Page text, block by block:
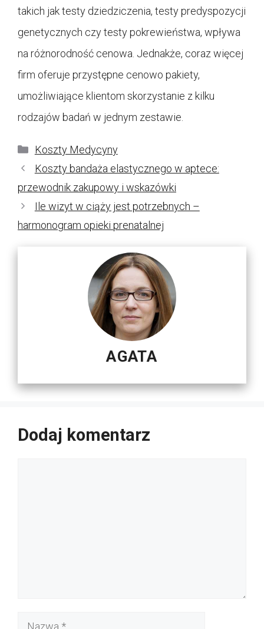
takich jak testy dziedziczenia, testy predyspozycji
genetycznych czy testy pokrewieństwa, wpływa
na różnorodność cenowa. Jednakże, coraz więcej
firm oferuje przystępne cenowo pakiety,
umożliwiające klientom skorzystanie z kilku
rodzajów badań w jednym zestawie.
Kategorie
Koszty Medycyny
Koszty bandaża elastycznego w aptece:
przewodnik zakupowy i wskazówki
Ile wizyt w ciąży jest potrzebnych –
harmonogram opieki prenatalnej
AGATA
Dodaj komentarz
Nazwa